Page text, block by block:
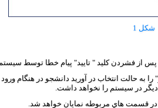
شکل 1
پس از فشردن کليد " تاييد" پيام خطا توسط
حالت انتخاب در آوريد دانشجو در هنگام ورود
ديگر در سيستم را نخواهد داشت.
در قسمت هاي مربوطه نمايان خواهد شد.